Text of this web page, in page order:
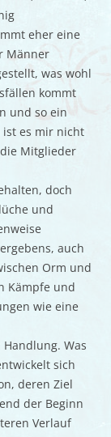
eher eine
Männer
was wohl
kommt
und so ein
ist es mir nicht
Mitglieder
doch
und
auch
Orm und
Kämpfe und
wie eine
Was
sich
deren Ziel
der Beginn
Verlauf